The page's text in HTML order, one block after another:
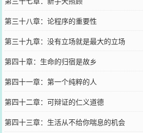
第三十八章：论程序的重要性
第三十九章：没有立场就是最大的立场
第四十章：生命的归宿是故乡
第四十一章：第一个纯粹的人
第四十二章：可辩证的仁义道德
第四十三章：生活从不给你喘息的机会